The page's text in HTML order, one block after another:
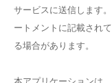
サービスに送信します
ートメントに記載され
る場合があります。